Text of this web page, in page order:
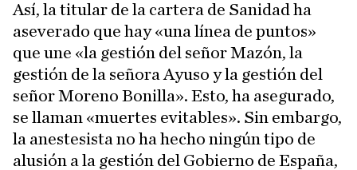
Así, la titular de la cartera de Sanidad ha
aseverado que hay «una línea de puntos»
que une «la gestión del señor Mazón, la
gestión de la señora Ayuso y la gestión del
señor Moreno Bonilla». Esto, ha asegurado,
se llaman «muertes evitables». Sin embargo,
la anestesista no ha hecho ningún tipo de
alusión a la gestión del Gobierno de España,